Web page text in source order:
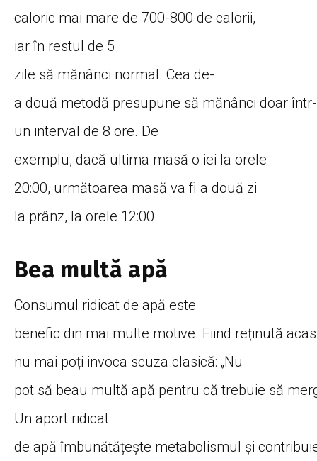
caloric mai mare de 700-800 de calorii,
iar în restul de 5
zile să mănânci normal. Cea de-
a două metodă presupune să mănânci doar într-
un interval de 8 ore. De
exemplu, dacă ultima masă o iei la orele
20:00, următoarea masă va fi a două zi
la prânz, la orele 12:00.
Bea multă apă
Consumul ridicat de apă este
benefic din mai multe motive. Fiind reținută
nu mai poți invoca scuza clasică: „Nu
pot să beau multă apă pentru că trebuie să
Un aport ridicat
de apă îmbunătățește metabolismul și